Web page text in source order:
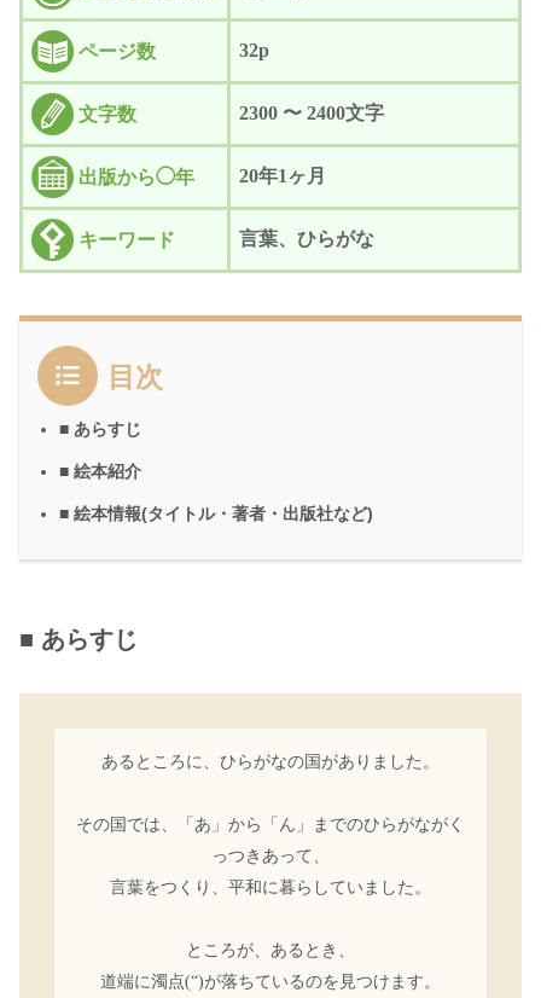
ページ数 32p
文字数 2300 〜 2400文字
出版から◯年 20年1ヶ月
キーワード 言葉、ひらがな
目次
■ あらすじ
■ 絵本紹介
■ 絵本情報(タイトル・著者・出版社など)
■ あらすじ
あるところに、ひらがなの国がありました。
その国では、「あ」から「ん」までのひらがながく
っつきあって、
言葉をつくり、平和に暮らしていました。
ところが、あるとき、
道端に濁点(“)が落ちているのを見つけます。